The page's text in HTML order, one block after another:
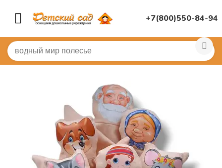
+7(800)550-84-94
Главная / МУЗЫКАЛЬНЫЙ ЗАЛ Театр